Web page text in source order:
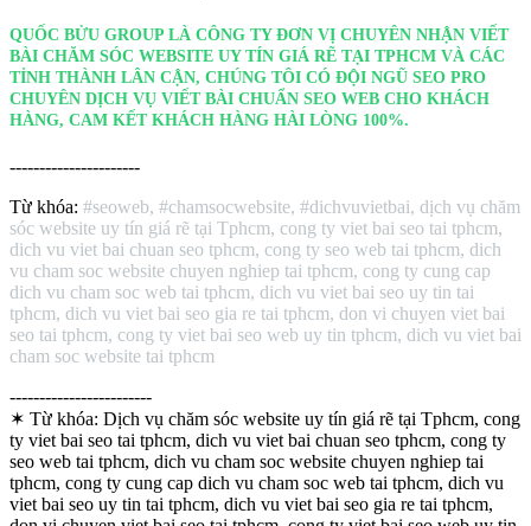
QUỐC BỬU GROUP LÀ CÔNG TY ĐƠN VỊ CHUYÊN NHẬN VIẾT
BÀI CHĂM SÓC WEBSITE UY TÍN GIÁ RẼ TẠI TPHCM VÀ CÁC
TỈNH THÀNH LÂN CẬN, CHÚNG TÔI CÓ ĐỘI NGŨ SEO PRO
CHUYÊN DỊCH VỤ VIẾT BÀI CHUẨN SEO WEB CHO KHÁCH
HÀNG, CAM KẾT KHÁCH HÀNG HÀI LÒNG 100%.
----------------------
Từ khóa: #seoweb, #chamsocwebsite, #dichvuvietbai, dịch vụ chăm
sóc website uy tín giá rẽ tại Tphcm, cong ty viet bai seo tai tphcm,
dich vu viet bai chuan seo tphcm, cong ty seo web tai tphcm, dich
vu cham soc website chuyen nghiep tai tphcm, cong ty cung cap
dich vu cham soc web tai tphcm, dich vu viet bai seo uy tin tai
tphcm, dich vu viet bai seo gia re tai tphcm, don vi chuyen viet bai
seo tai tphcm, cong ty viet bai seo web uy tin tphcm, dich vu viet bai
cham soc website tai tphcm
------------------------
✶ Từ khóa: Dịch vụ chăm sóc website uy tín giá rẽ tại Tphcm, cong
ty viet bai seo tai tphcm, dich vu viet bai chuan seo tphcm, cong ty
seo web tai tphcm, dich vu cham soc website chuyen nghiep tai
tphcm, cong ty cung cap dich vu cham soc web tai tphcm, dich vu
viet bai seo uy tin tai tphcm, dich vu viet bai seo gia re tai tphcm,